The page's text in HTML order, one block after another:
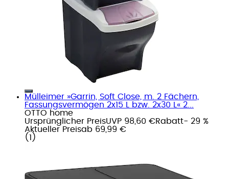
Mülleimer »Garrin, Soft Close, m. 2 Fächern,
Fassungsvermögen 2x15 L bzw. 2x30 L« 2...
OTTO home
Ursprünglicher PreisUVP 98,60 €Rabatt- 29 %
Aktueller Preisab 69,99 €
( 1 )